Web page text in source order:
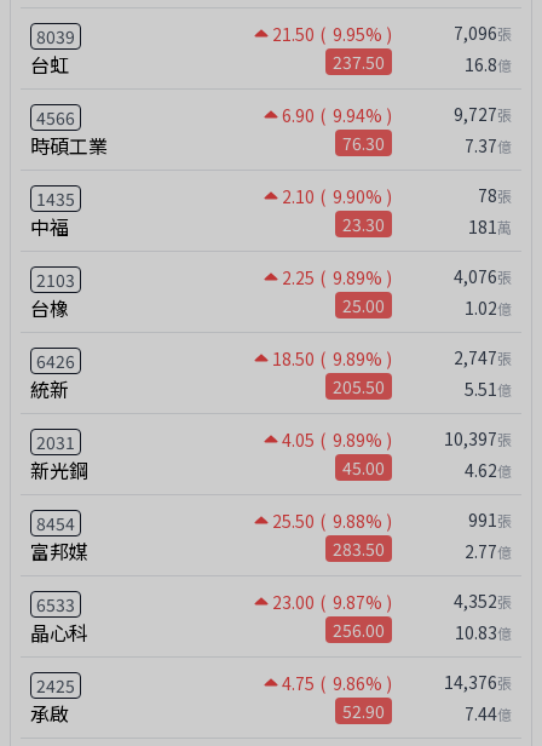
8039 21.50 ( 9.95% )
台虹 237.50
7,096張
16.8億
4566 6.90 ( 9.94% )
時碩工業 76.30
9,727張
7.37億
1435 2.10 ( 9.90% )
中福 23.30
78張
181萬
2103 2.25 ( 9.89% )
台橡 25.00
4,076張
1.02億
6426 18.50 ( 9.89% )
統新 205.50
2,747張
5.51億
2031 4.05 ( 9.89% )
新光鋼 45.00
10,397張
4.62億
8454 25.50 ( 9.88% )
富邦媒 283.50
991張
2.77億
6533 23.00 ( 9.87% )
晶心科 256.00
4,352張
10.83億
2425 4.75 ( 9.86% )
承啟 52.90
14,376張
7.44億